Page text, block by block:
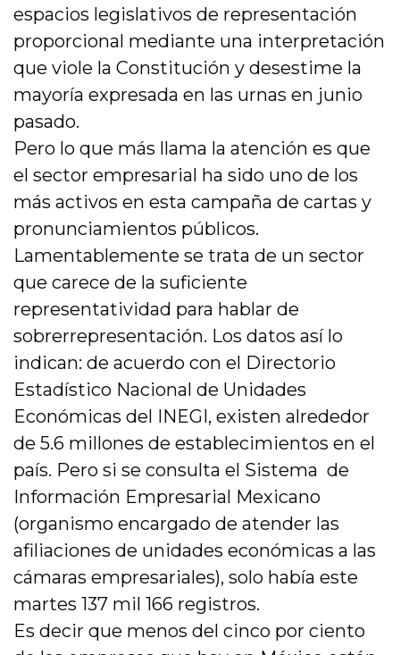
espacios legislativos de representación
proporcional mediante una interpretación
que viole la Constitución y desestime la
mayoría expresada en las urnas en junio
pasado.
Pero lo que más llama la atención es que
el sector empresarial ha sido uno de los
más activos en esta campaña de cartas y
pronunciamientos públicos.
Lamentablemente se trata de un sector
que carece de la suficiente
representatividad para hablar de
sobrerrepresentación. Los datos así lo
indican: de acuerdo con el Directorio
Estadístico Nacional de Unidades
Económicas del INEGI, existen alrededor
de 5.6 millones de establecimientos en el
país. Pero si se consulta el Sistema de
Información Empresarial Mexicano
(organismo encargado de atender las
afiliaciones de unidades económicas a las
cámaras empresariales), solo había este
martes 137 mil 166 registros.
Es decir que menos del cinco por ciento